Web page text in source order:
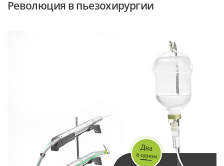
Революция в пьезохирургии